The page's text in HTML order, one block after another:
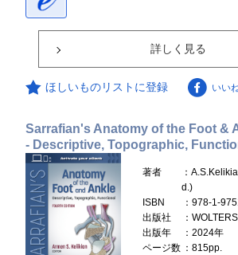
詳しく見る
ほしいものリストに登録 いい
Sarrafian's Anatomy of the Foot &
- Descriptive, Topographic,
著者
：
d.)
ISBN
：978-1-
出版社
：
出版年
：2024年
ページ数 ：815pp.